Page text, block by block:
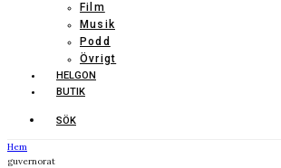
Film
Musik
Podd
Övrigt
HELGON
BUTIK
SÖK
Hem
guvernorat